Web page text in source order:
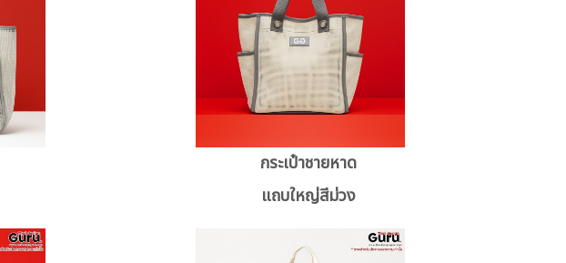
กระเป๋าชายหาด
แถบใหญ่สีม่วง